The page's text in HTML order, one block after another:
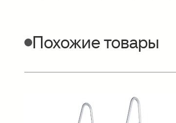
Похожие товары